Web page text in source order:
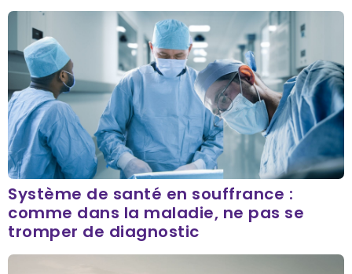
Système de santé en souffrance :
comme dans la maladie, ne pas se
tromper de diagnostic